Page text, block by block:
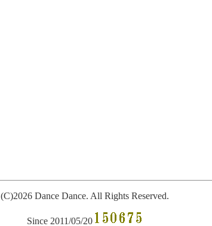
(C)2026 Dance Dance. All Rights Reserved.
Since 2011/05/20